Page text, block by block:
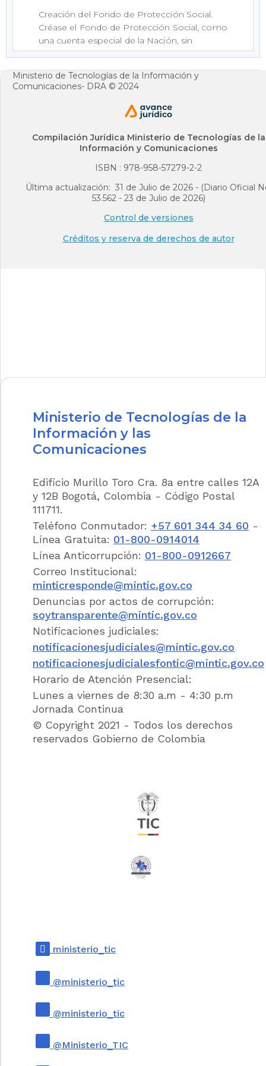
Creación del Fondo de Protección Social.
Créase el Fondo de Protección Social, como
una cuenta especial de la Nación, sin
personería jurídica, adscrita al Ministerio de
haga sus veces, cuyo objeto será la
financiación de programas sociales
Gobierno Nacional defina como
y aquellos programas y
proyectos estructurados para la obtención
de la paz.
El Fondo de Protección Social tendrá las
1. Los aportes que se asignen del
Presupuesto Nacional.
2. Los recursos que aporten las entidades
título.
Jurisprudencia Vigencia
Concordancias
Legislación Anterior
RÉGIMEN DE SUBSIDIO AL EMPLEO.
ARTÍCULO 2o. SUBSIDIO AL EMPLEO PARA
LA PEQUEÑA Y MEDIANA EMPRESA.
mecanismo de intervención en la economía
para buscar el pleno empleo, créase el
subsidio temporal de empleo administrado
por el Ministerio de Trabajo y Seguridad
Social como mecanismo contracíclico y de
fortalecimiento del mercado laboral dirigido
a las pequeñas y medianas empresas, que
generen puestos de trabajo a jefes cabeza
de hogar desempleados. Este beneficio sólo
se otorgará a la empresa por los
trabajadores adicionales que devenguen un
salario mínimo legal vigente, hasta el tope
por empresa que defina el Gobierno
Conpes, definirá la aplicación de este
programa teniendo en cuenta los ciclos
económicos, y señalará las regiones y los
sectores a los cuales se deberá otorgar este
cumplir las Pequeñas y Medianas Empresas
que estén pagando todos los aportes a
los recursos cuando no se cumplan los
duración del mismo, teniendo en cuenta en
todo caso los recursos disponibles y los
asignados en la Ley
efectos.
En ningún caso el otorgamiento de este
subsidio generará responsabilidad a cargo
del Estado frente a los trabajadores por el
Compilación Jurídica Ministerio de Tecnologías de la
Información y Comunicaciones
ISBN : 978-958-57279-2-2
Última actualización: 31 de Julio de 2026 - (Diario Oficial
53.562 - 23 de Julio de 2026)
Control de versiones
Créditos y reserva de derechos de autor
Ministerio de Tecnologías de la Información y
Comunicaciones- DRA © 2024
Ministerio de Tecnologías de la
Información y las
Comunicaciones
Edificio Murillo Toro Cra. 8a entre calles 12A
y 12B Bogotá, Colombia - Código Postal
111711.
Teléfono Conmutador: +57 601 344 34 60 -
Línea Gratuita: 01-800-0914014
Línea Anticorrupción: 01-800-0912667
Correo Institucional:
minticresponde@mintic.gov.co
Denuncias por actos de corrupción:
soytransparente@mintic.gov.co
Notificaciones judiciales:
notificacionesjudiciales@mintic.gov.co
notificacionesjudicialesfontic@mintic.gov.co
Horario de Atención Presencial:
Lunes a viernes de 8:30 a.m - 4:30 p.m
Jornada Continua
© Copyright 2021 - Todos los derechos
reservados Gobierno de Colombia
ministerio_tic
@ministerio_tic
@ministerio_tic
@Ministerio_TIC